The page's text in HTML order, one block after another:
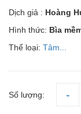
Dịch giả : Hoàng
Hình thức: Bìa
Thể loại: Tâm...
Số lượng: